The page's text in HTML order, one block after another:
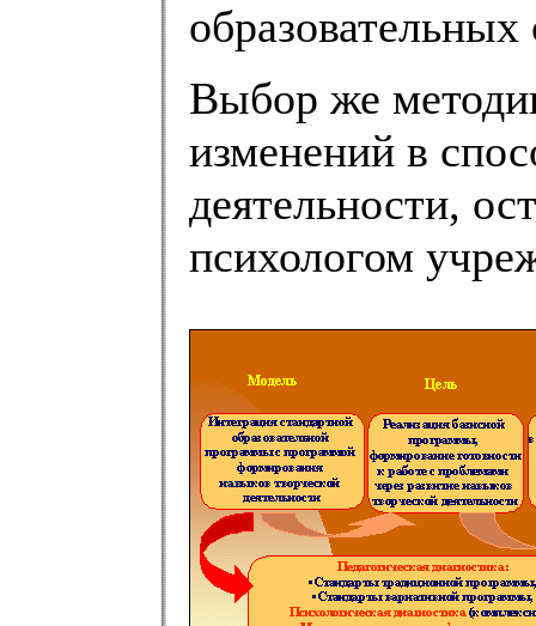
образовательных
Выбор же
изменений в
деятельности,
психологом